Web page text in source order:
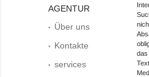
AGENTUR
Über uns
Kontakte
services
das